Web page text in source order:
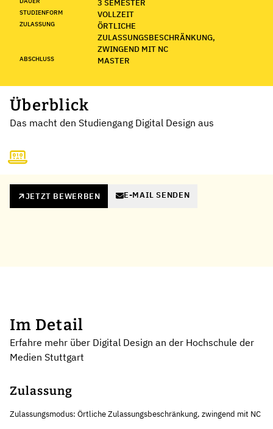
3 SEMESTER
STUDIENFORM VOLLZEIT
ZULASSUNG
ÖRTLICHE
ZULASSUNGSBESCHRÄNKUNG,
ZWINGEND MIT NC
ABSCHLUSS MASTER
Überblick
Das macht den Studiengang Digital Design aus
JETZT BEWERBEN E-MAIL SENDEN
Im Detail
Erfahre mehr über Digital Design an der Hochschule der
Medien Stuttgart
Zulassung
Zulassungsmodus: Örtliche Zulassungsbeschränkung, zwingend mit NC